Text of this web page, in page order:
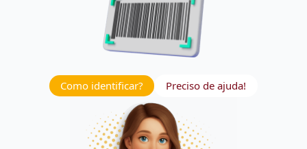
Como identificar? Preciso de ajuda!